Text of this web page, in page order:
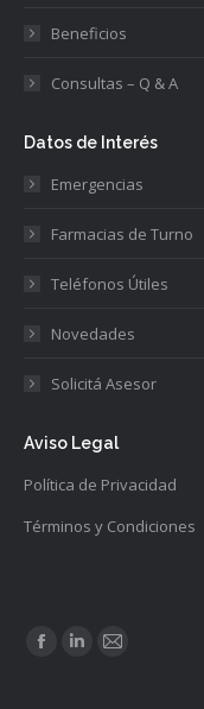
Beneficios
Consultas – Q & A
Datos de Interés
Emergencias
Farmacias de Turno
Teléfonos Útiles
Novedades
Solicitá Asesor
Aviso Legal
Política de Privacidad
Términos y Condiciones
Find us on:
Facebook
Linkedin
Mail